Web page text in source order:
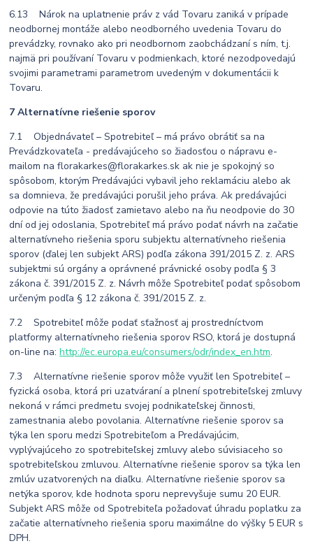
6.13 Nárok na uplatnenie práv z vád Tovaru zaniká v prípade
neodbornej montáže alebo neodborného uvedenia Tovaru do
prevádzky, rovnako ako pri neodbornom zaobchádzaní s ním, t.j.
najmä pri používaní Tovaru v podmienkach, ktoré nezodpovedajú
svojimi parametrami parametrom uvedeným v dokumentácii k
Tovaru.
7 Alternatívne riešenie sporov
7.1 Objednávateľ – Spotrebiteľ – má právo obrátiť sa na
Prevádzkovateľa - predávajúceho so žiadosťou o nápravu e-
mailom na florakarkes@florakarkes.sk ak nie je spokojný so
spôsobom, ktorým Predávajúci vybavil jeho reklamáciu alebo ak
sa domnieva, že predávajúci porušil jeho práva. Ak predávajúci
odpovie na túto žiadosť zamietavo alebo na ňu neodpovie do 30
dní od jej odoslania, Spotrebiteľ má právo podať návrh na začatie
alternatívneho riešenia sporu subjektu alternatívneho riešenia
sporov (ďalej len subjekt ARS) podľa zákona 391/2015 Z. z. ARS
subjektmi sú orgány a oprávnené právnické osoby podľa § 3
zákona č. 391/2015 Z. z. Návrh môže Spotrebiteľ podať spôsobom
určeným podľa § 12 zákona č. 391/2015 Z. z.
7.2 Spotrebiteľ môže podať sťažnosť aj prostredníctvom
platformy alternatívneho riešenia sporov RSO, ktorá je dostupná
on-line na:http://ec.europa.eu/consumers/odr/index_en.htm.
7.3 Alternatívne riešenie sporov môže využiť len Spotrebiteľ –
fyzická osoba, ktorá pri uzatváraní a plnení spotrebiteľskej zmluvy
nekoná v rámci predmetu svojej podnikateľskej činnosti,
zamestnania alebo povolania. Alternatívne riešenie sporov sa
týka len sporu medzi Spotrebiteľom a Predávajúcim,
vyplývajúceho zo spotrebiteľskej zmluvy alebo súvisiaceho so
spotrebiteľskou zmluvou. Alternatívne riešenie sporov sa týka len
zmlúv uzatvorených na diaľku. Alternatívne riešenie sporov sa
netýka sporov, kde hodnota sporu neprevyšuje sumu 20 EUR.
Subjekt ARS môže od Spotrebiteľa požadovať úhradu poplatku za
začatie alternatívneho riešenia sporu maximálne do výšky 5 EUR s
DPH.